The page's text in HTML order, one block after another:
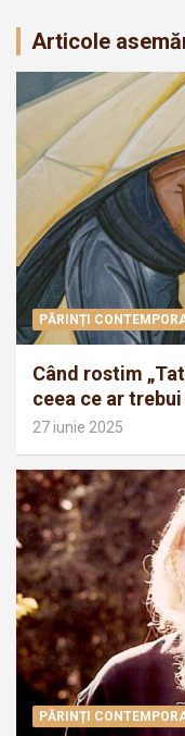
Articole
PĂRINȚI
Când rostim
ceea ce ar
27 iunie 2025
PĂRINȚI